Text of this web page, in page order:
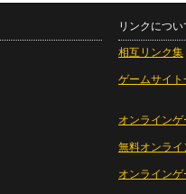
リンクについ
相互リンク集
ゲームサイト
オンラインゲ
無料オンライ
オンライン